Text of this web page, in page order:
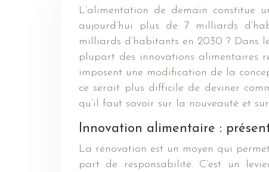
L’alimentation de demain constitue un grand défi. En fait, si la population mondiale compte
aujourd’hui plus de 7 milliards
milliards d’habitants en 2030 ? Dans
plupart des innovations alimentaires
imposent une modification de la
ce serait plus difficile de deviner
qu’il faut savoir sur la nouveauté et
Innovation alimentaire :
La rénovation est un moyen qui
part de responsabilité. C’est un